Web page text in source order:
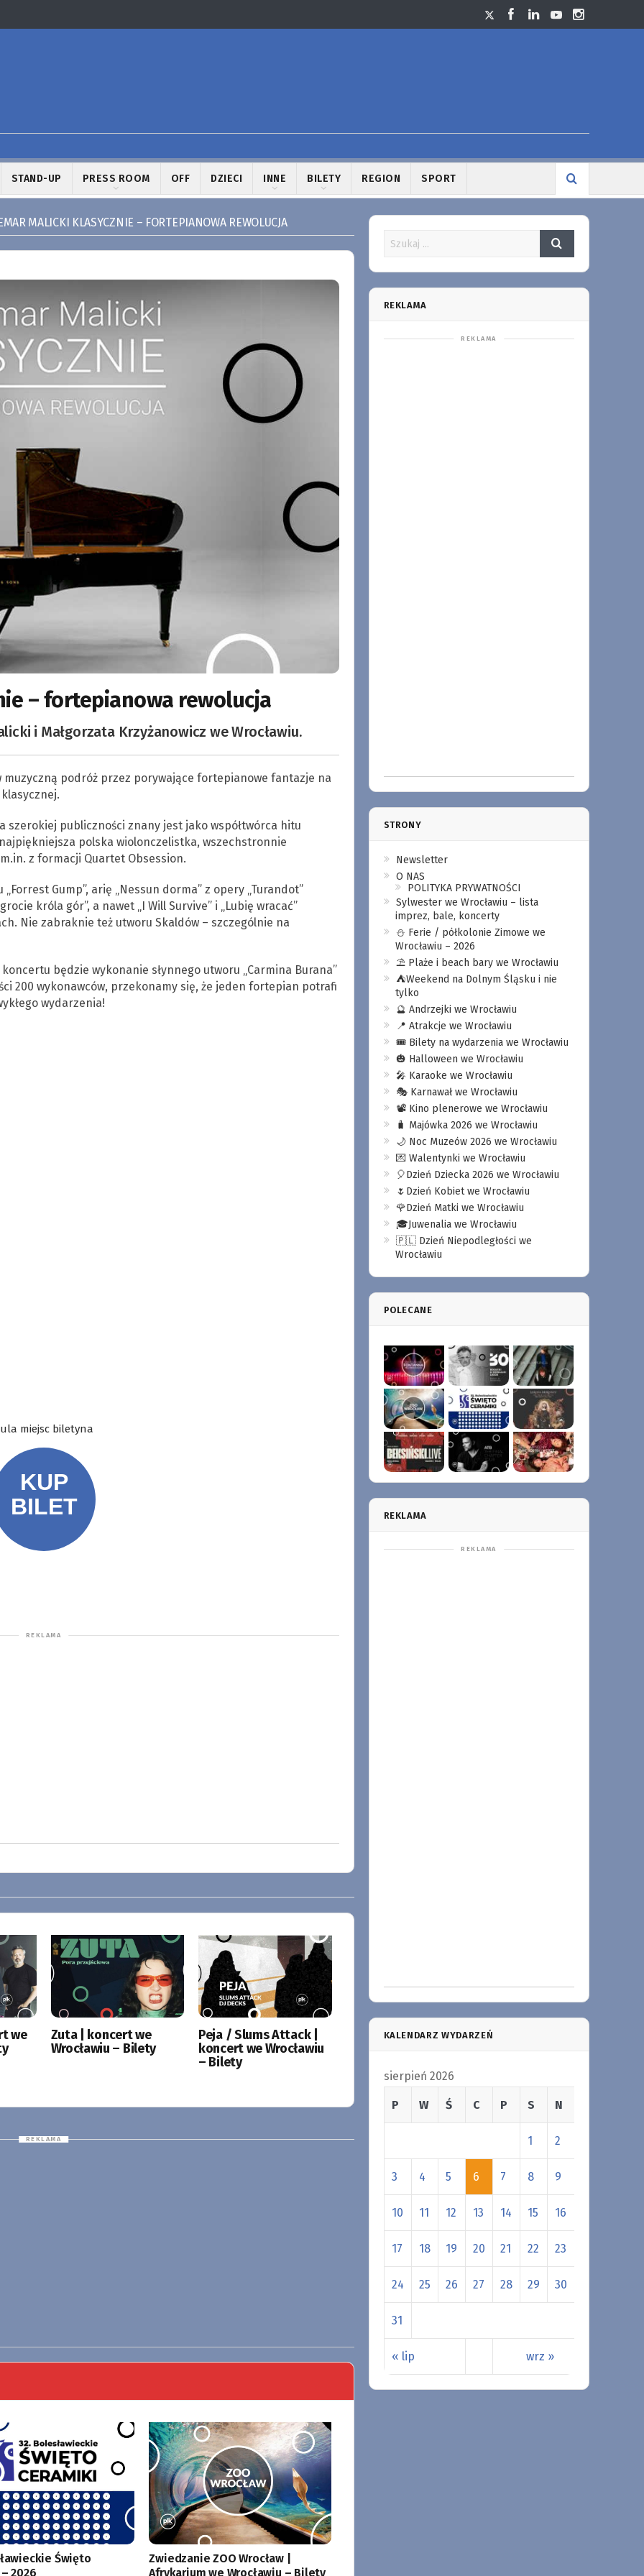
STAND-UP PRESS ROOM OFF DZIECI INNE BILETY REGION SPORT
MALICKI KLASYCZNIE – FORTEPIANOWA REWOLUCJA
– fortepianowa rewolucja
i Małgorzata Krzyżanowicz we Wrocławiu.
podróż przez porywające fortepianowe fantazje na
szerokiej publiczności znany jest jako współtwórca hitu
najpiękniejsza polska wiolonczelistka, wszechstronnie
z formacji Quartet Obsession.
Gump”, arię „Nessun dorma” z opery „Turandot”
króla gór”, a nawet „I Will Survive” i „Lubię wracać”
Nie zabraknie też utworu Skaldów – szczególnie na
będzie wykonanie słynnego utworu „Carmina Burana”
200 wykonawców, przekonamy się, że jeden fortepian potrafi
wydarzenia!
miejsc biletyna
we
Zuta | koncert we
Wrocławiu – Bilety
Peja / Slums Attack |
koncert we Wrocławiu
– Bilety
Święto
2026
Zwiedzanie ZOO Wrocław |
Afrykarium we Wrocławiu – Bilety
REKLAMA
STRONY
Newsletter
O NAS
POLITYKA PRYWATNOŚCI
Sylwester we Wrocławiu – lista
imprez, bale, koncerty
⛄️ Ferie / półkolonie Zimowe we
Wrocławiu – 2026
⛱️ Plaże i beach bary we Wrocławiu
⛺️Weekend na Dolnym Śląsku i nie
tylko
🔮 Andrzejki we Wrocławiu
📍 Atrakcje we Wrocławiu
🎟️ Bilety na wydarzenia we Wrocławiu
🎃 Halloween we Wrocławiu
🎤 Karaoke we Wrocławiu
🎭 Karnawał we Wrocławiu
📽️ Kino plenerowe we Wrocławiu
🧳 Majówka 2026 we Wrocławiu
🌙 Noc Muzeów 2026 we Wrocławiu
💌 Walentynki we Wrocławiu
🎈Dzień Dziecka 2026 we Wrocławiu
🌷Dzień Kobiet we Wrocławiu
🌹Dzień Matki we Wrocławiu
🎓Juwenalia we Wrocławiu
🇵🇱 Dzień Niepodległości we
Wrocławiu
POLECANE
REKLAMA
KALENDARZ WYDARZEŃ
sierpień 2026
P W Ś C P S N
« lip wrz »
1 2
3 4 5 6 7 8 9
10 11 12 13 14 15 16
17 18 19 20 21 22 23
24 25 26 27 28 29 30
31